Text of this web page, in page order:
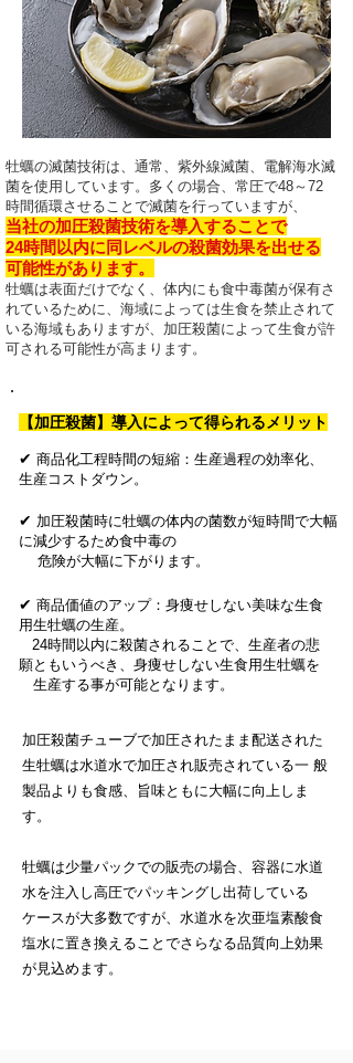
牡蠣の滅菌技術は、通常、紫外線滅菌、電解海水滅
菌を使用しています。多くの場合、常圧で48～72
時間循環させることで滅菌を行っていますが、
当社の加圧殺菌技術を導入することで
24時間以内に同レベルの殺菌効果を出せる
可能性があります。
牡蠣は表面だけでなく、体内にも食中毒菌が保有さ
れているために、海域によっては生食を禁止されて
いる海域もありますが、加圧殺菌によって生食が許
可される可能性が高まります。
【加圧殺菌】導入によって得られるメリット
✔ 商品化工程時間の短縮：生産過程の効率化、
生産コストダウン。
✔ 加圧殺菌時に牡蠣の体内の菌数が短時間で大幅
に減少するため食中毒の
​ 危険が大幅に下がります。
✔ 商品価値のアップ：身痩せしない美味な生食
用生牡蠣の生産。
24時間以内に殺菌されることで、生産者の悲
願ともいうべき、身痩せしない生食用生牡蠣を
​ 生産する事が可能となります。
加圧殺菌チューブで加圧されたまま配送された
生牡蠣は水道水で加圧され販売されている一 般
製品よりも食感、旨味ともに大幅に向上しま
す。
牡蠣は少量パックでの販売の場合、容器に水道
水を注入し高圧でパッキングし出荷している
ケースが大多数ですが、水道水を次亜塩素酸食
塩水に置き換えることでさらなる品質向上効果
が見込めます。